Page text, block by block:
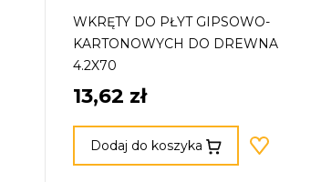
WKRĘTY DO PŁYT GIPSOWO-
KARTONOWYCH DO DREWNA
4.2X70
13,62 zł
Dodaj do koszyka